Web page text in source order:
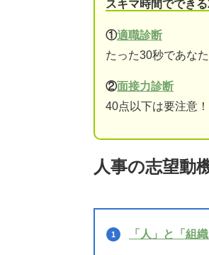
スキマ時間ででき
①適職診断
たった30秒であな
②面接力診断
40点以下は要注意
人事の志望動
「人」と「組